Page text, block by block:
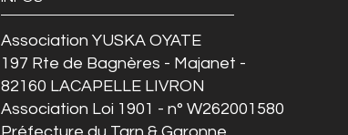
Association YUSKA OYATE
197 Rte de Bagnères - Majanet -
82160 LACAPELLE LIVRON
Association Loi 1901 - n° W262001580